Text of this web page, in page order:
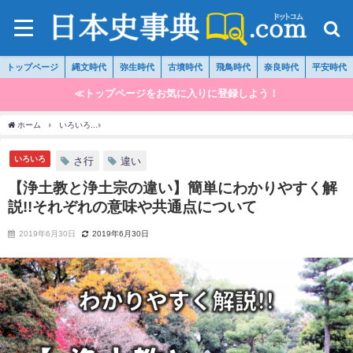
トップページ 縄文時代 弥生時代 古墳時代 飛鳥時代 奈良時代 平安時代
≪トップページをお気に入りに登録しよう！
ホーム いろいろ
いろいろ さ行 違い
【浄土教と浄土宗の違い】簡単にわかりやすく解
説!!それぞれの意味や共通点について
2019年6月30日 2019年6月30日